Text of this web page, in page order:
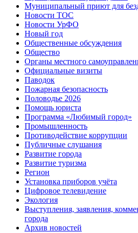
Муниципальный приют для
Новости ТОС
Новости УрФО
Новый год
Общественные обсуждения
Общество
Органы местного
Официальные визиты
Паводок
Пожарная безопасность
Половодье 2026
Помощь юриста
Программа «Любимый город»
Промышленность
Противодействие коррупции
Публичные слушания
Развитие города
Развитие туризма
Регион
Установка приборов учёта
Цифровое телевидение
Экология
Выступления, заявления,
города
Архив новостей